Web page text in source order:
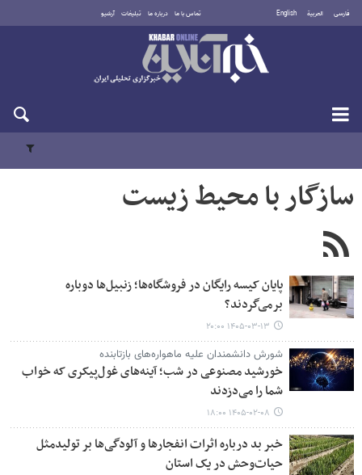
فارسی العربية English تماس با ما درباره ما تبلیغات آرشیو
شنبه ۱۷ مرداد ۱۴۰۵
سازگار با محیط زیست
پایان کیسه رایگان در فروشگاه‌ها؛ زنبیل‌ها دوباره
برمی‌گردند؟
۱۴۰۵-۰۳-۱۳ ۲۰:۰۰
شورش دانشمندان علیه ماهواره‌های بازتابنده
خورشید مصنوعی در شب؛ آینه‌های غول‌پیکری که خواب
شما را می‌دزدند
۱۴۰۵-۰۲-۰۸ ۱۸:۰۰
خبر بد درباره اثرات انفجارها و آلودگی‌ها بر تولیدمثل
حیات‌وحش در یک استان